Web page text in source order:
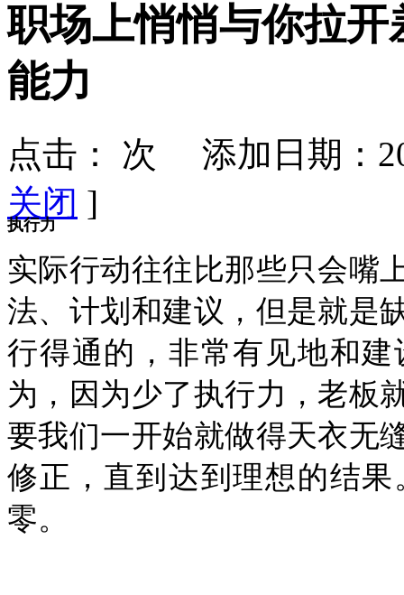
职场上悄悄与你拉
能力
点击：
次 添加日期：
关闭 ]
执行力
实际行动往往比那些只会嘴
法、计划和建议，但是就是
行得通的，非常有见地和
为，因为少了执行力，老板
要我们一开始就做得天衣无
修正，直到达到理想的结
零。